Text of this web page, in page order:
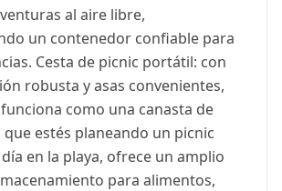
al aire libre,
un contenedor confiable para
Cesta de picnic portátil: con
robusta y asas convenientes,
como una canasta de
que estés planeando un picnic
en la playa, ofrece un amplio
para alimentos,